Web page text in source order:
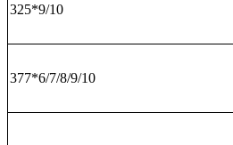
325*9/10
377*6/7/8/9/10